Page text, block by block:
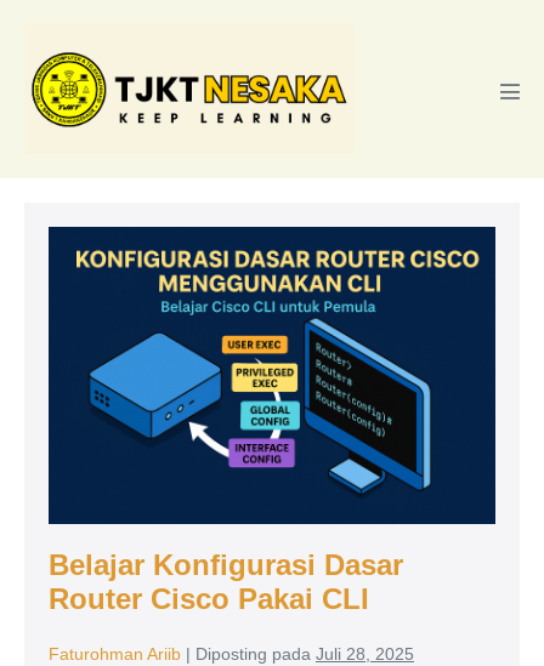
konten
Konfigurasi
Cisco
Pakai
Belajar Konfigurasi Dasar
Router Cisco Pakai CLI
Faturohman Ariib | Diposting pada Juli 28, 2025